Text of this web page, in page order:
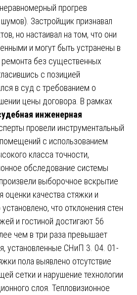
прогрев
Застройщик признавал
но настаивал на том, что они
и могут быть устранены в
ремонта без существенных
с позицией
в суд с требованием о
цены договора. В рамках
инженерная
провели инструментальный
с использованием
класса точности,
обследование системы
выборочное вскрытие
оценки качества стяжки и
что отклонения стен
и гостиной достигают 56
чем в три раза превышает
установленные СНиП 3. 04. 01-
пола выявлено отсутствие
сетки и нарушение технологии
слоя. Тепловизионное